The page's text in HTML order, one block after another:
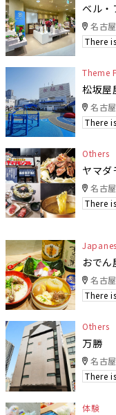
ベル・
名古
There
Theme
松坂屋
名古
There
Others
ヤマダ
名古
There
おで
名古
There
Others
万勝
名古
There
体験